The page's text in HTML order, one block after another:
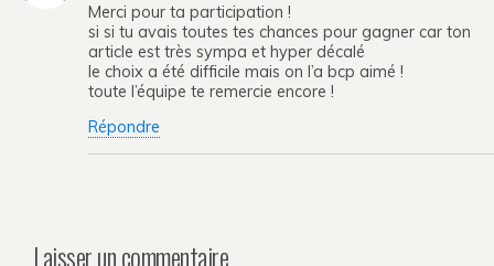
Merci pour ta participation !
si si tu avais toutes tes chances pour gagner car ton
article est très sympa et hyper décalé
le choix a été difficile mais on l’a bcp aimé !
toute l’équipe te remercie encore !
Répondre
Laisser un commentaire